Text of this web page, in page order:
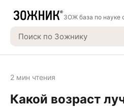
ЗОЖ база по науке
2 мин чтения
Какой возраст